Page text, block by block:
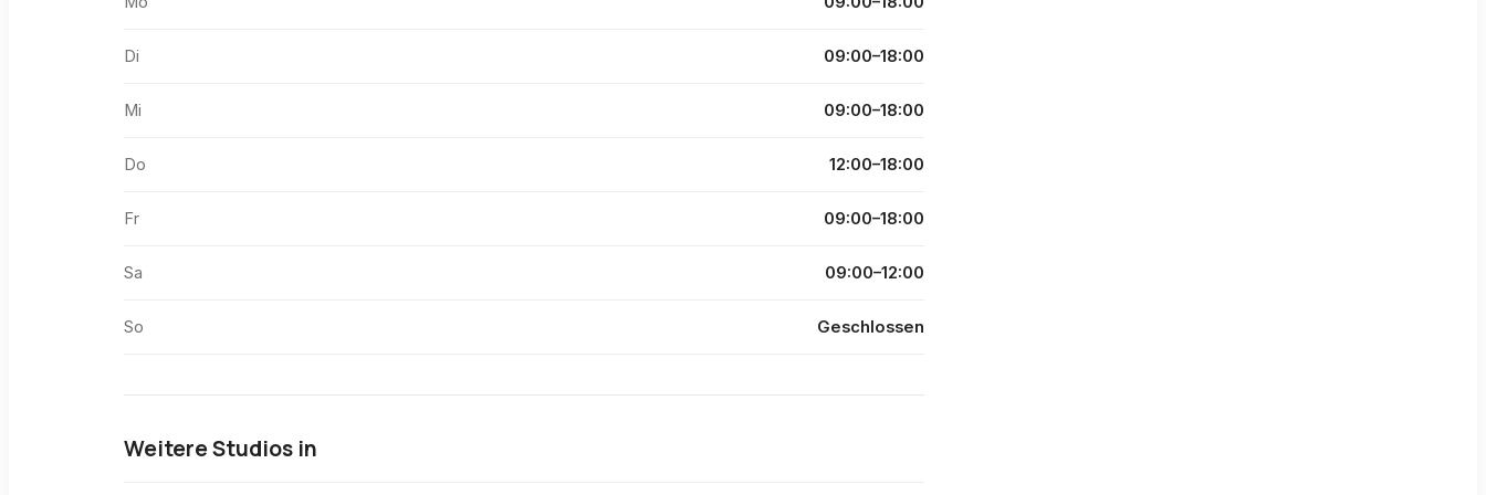
Di 09:00–18:00
Mi 09:00–18:00
Do 12:00–18:00
Fr 09:00–18:00
Sa 09:00–12:00
So Geschlossen
Weitere Studios in